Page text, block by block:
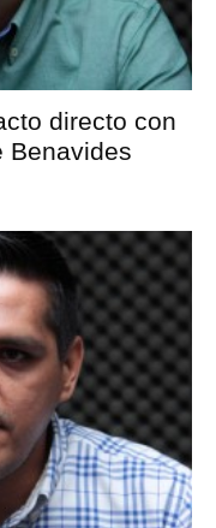
directo con
Benavides